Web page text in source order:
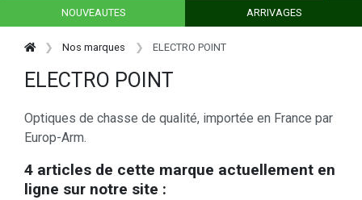
NOUVEAUTES ARRIVAGES
Nos marques ELECTRO POINT
ELECTRO POINT
Optiques de chasse de qualité, importée en France par
Europ-Arm.
4 articles de cette marque actuellement en
ligne sur notre site :